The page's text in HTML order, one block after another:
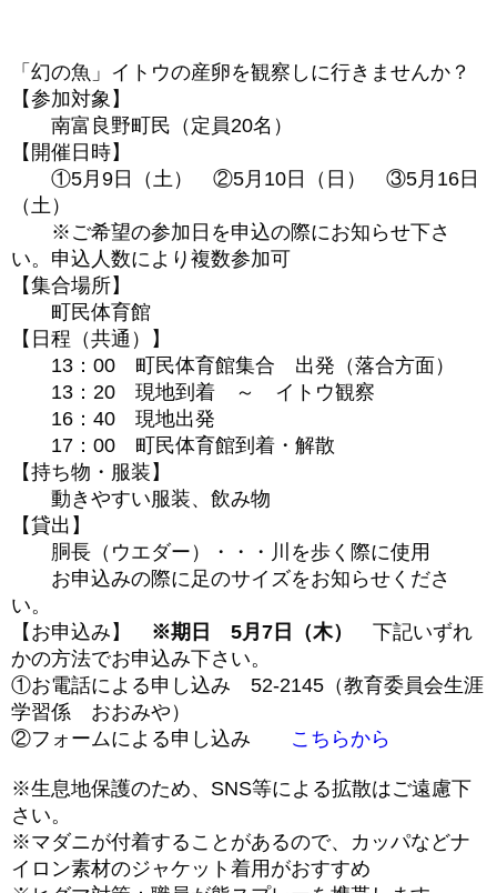
「幻の魚」イトウの産卵を観察しに行きませんか？
【参加対象】
南富良野町民（定員20名）
【開催日時】
①5月9日（土） ②5月10日（日） ③5月16日
（土）
※ご希望の参加日を申込の際にお知らせ下さ
い。申込人数により複数参加可
【集合場所】
町民体育館
【日程（共通）】
13：00 町民体育館集合 出発（落合方面）
13：20 現地到着 ～ イトウ観察
16：40 現地出発
17：00 町民体育館到着・解散
【持ち物・服装】
動きやすい服装、飲み物
【貸出】
胴長（ウエダー）・・・川を歩く際に使用
お申込みの際に足のサイズをお知らせくださ
い。
【お申込み】 ※期日 5月7日（木） 下記いずれ
かの方法でお申込み下さい。
①お電話による申し込み 52-2145（教育委員会生涯
学習係 おおみや）
②フォームによる申し込み こちらから
※生息地保護のため、SNS等による拡散はご遠慮下
さい。
※マダニが付着することがあるので、カッパなどナ
イロン素材のジャケット着用がおすすめ